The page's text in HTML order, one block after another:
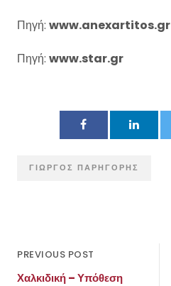
Πηγή: www.anexartitos.gr
Πηγή: www.star.gr
ΓΙΏΡΓΟΣ ΠΑΡΗΓΌΡΗΣ
PREVIOUS POST
Χαλκιδική – Υπόθεση